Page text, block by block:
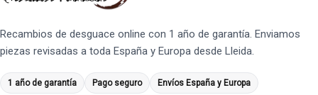
Recambios de desguace online con 1 año de garantía. Enviamos
piezas revisadas a toda España y Europa desde Lleida.
1 año de garantía Pago seguro Envíos España y Europa